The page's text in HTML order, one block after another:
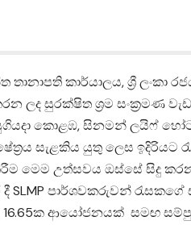
කාර්යාලය, ශ්‍රී ලංකා
ලද සුරක්ෂිත ශ්‍රම සංක්‍රමණ
කොළඹ, සිනමන් ලයිෆ් හෝටල්
සැළකිය යුතු ලෙස
මෙම උත්සවය ඔස්සේ සිදු
දී SLMP පාර්ශවකරුවන්
16.65ක ආයෝජනයක් සමඟ